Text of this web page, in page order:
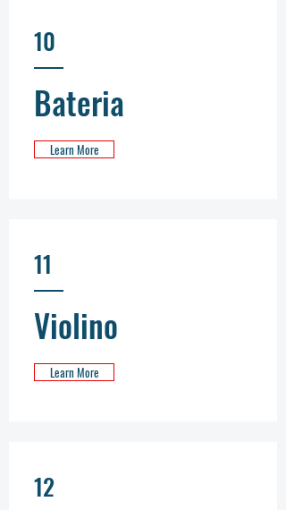
10
Bateria
Learn More
11
Violino
Learn More
12